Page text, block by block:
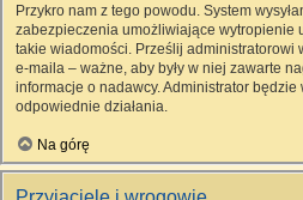
Przykro nam z tego powodu. System
zabezpieczenia umożliwiające wytropienie
takie wiadomości. Prześlij administratorowi
e-maila – ważne, aby były w niej zawarte
informacje o nadawcy. Administrator będzie
odpowiednie działania.
Na górę